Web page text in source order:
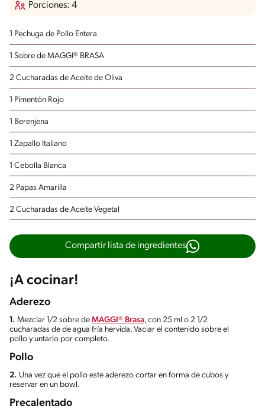
Porciones: 4
1 Pechuga de Pollo Entera
1 Sobre de MAGGI® BRASA
2 Cucharadas de Aceite de Oliva
1 Pimentón Rojo
1 Berenjena
1 Zapallo Italiano
1 Cebolla Blanca
2 Papas Amarilla
2 Cucharadas de Aceite Vegetal
Compartir lista de ingredientes
¡A cocinar!
Aderezo
1. Mezclar 1/2 sobre de MAGGI® Brasa, con 25 ml o 2 1/2
cucharadas de de agua fría hervida. Vaciar el contenido sobre el
pollo y untarlo por completo.
Pollo
2. Una vez que el pollo este aderezo cortar en forma de cubos y
reservar en un bowl.
Precalentado